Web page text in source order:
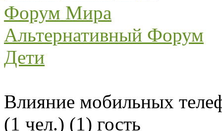
Форум Мира
Альтернативный Форум
Дети
Влияние мобильных
(1 чел.) (1) гость